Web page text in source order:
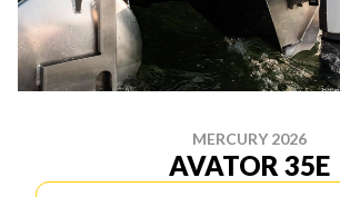
MERCURY 2026
AVATOR 35E